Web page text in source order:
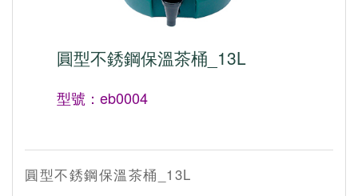
圓型不銹鋼保溫茶桶_13L
型號：eb0004
圓型不銹鋼保溫茶桶_13L